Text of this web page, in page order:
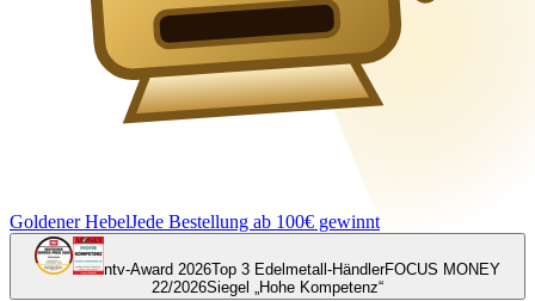
Goldener HebelJede Bestellung ab 100€ gewinnt
ntv-Award 2026Top 3 Edelmetall-HändlerFOCUS MONEY
22/2026Siegel „Hohe Kompetenz“